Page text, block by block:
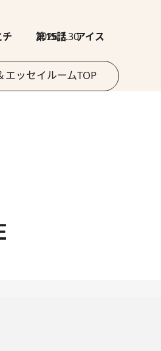
2026.7.30
第15話 アイス
エッセイルームTOP